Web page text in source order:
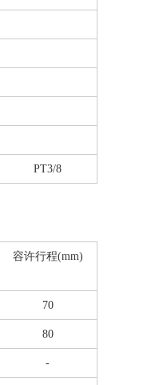
PT3/8
容许行程(mm)
70
80
-